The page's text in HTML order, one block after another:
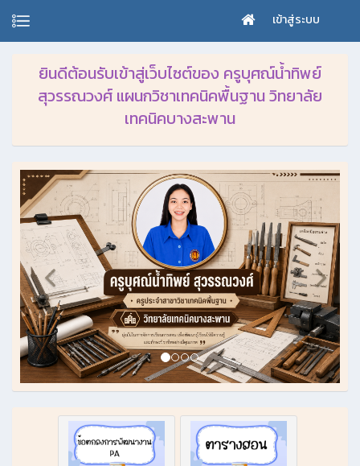
เข้าสู่ระบบ
ยินดีต้อนรับเข้าสู่เว็บไซต์ของ ครูบุศณ์น้ำทิพย์
สุวรรณวงศ์ แผนกวิชาเทคนิคพื้นฐาน วิทยาลัย
เทคนิคบางสะพาน